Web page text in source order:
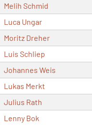
Melih Schmid
Luca Ungar
Moritz Dreher
Luis Schliep
Johannes Weis
Lukas Merkt
Julius Rath
Lenny Bok